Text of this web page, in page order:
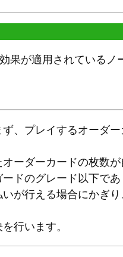
果が適用されている
、プレイするオーダ
ーダーカードの枚数
ドのグレード以下で
が行える場合にかぎ
行います。